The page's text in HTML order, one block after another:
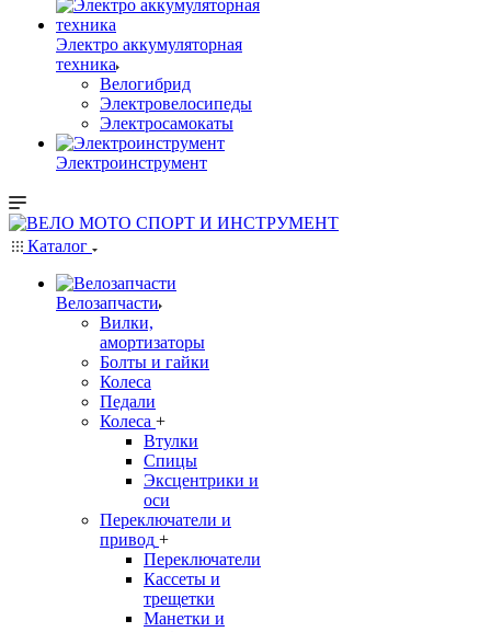
Электро аккумуляторная
техника
Велогибрид
Электровелосипеды
Электросамокаты
Электроинструмент
Каталог
Велозапчасти
Вилки,
амортизаторы
Болты и гайки
Колеса
Педали
Колеса +
Втулки
Спицы
Эксцентрики и
оси
Переключатели и
привод +
Переключатели
Кассеты и
трещетки
Манетки и